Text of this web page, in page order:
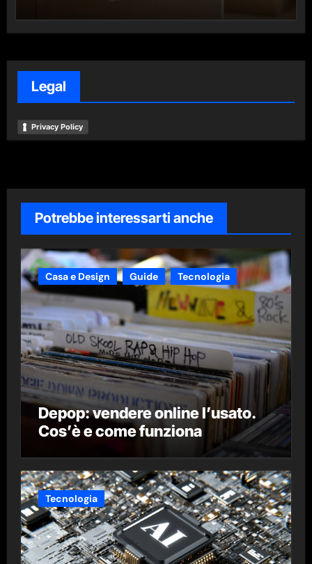
Legal
Privacy Policy
Potrebbe interessarti anche
Casa e Design Guide Tecnologia
Depop: vendere online l’usato.
Cos’è e come funziona
Tecnologia